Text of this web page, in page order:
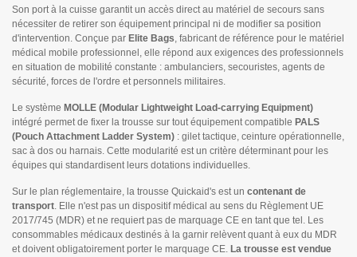
Son port à la cuisse garantit un accès direct au matériel de secours sans
nécessiter de retirer son équipement principal ni de modifier sa position
d'intervention. Conçue par Elite Bags, fabricant de référence pour le matériel
médical mobile professionnel, elle répond aux exigences des professionnels
en situation de mobilité constante : ambulanciers, secouristes, agents de
sécurité, forces de l'ordre et personnels militaires.
Le système MOLLE (Modular Lightweight Load-carrying Equipment)
intégré permet de fixer la trousse sur tout équipement compatible PALS
(Pouch Attachment Ladder System) : gilet tactique, ceinture opérationnelle,
sac à dos ou harnais. Cette modularité est un critère déterminant pour les
équipes qui standardisent leurs dotations individuelles.
Sur le plan réglementaire, la trousse Quickaid's est un contenant de
transport. Elle n'est pas un dispositif médical au sens du Règlement UE
2017/745 (MDR) et ne requiert pas de marquage CE en tant que tel. Les
consommables médicaux destinés à la garnir relèvent quant à eux du MDR
et doivent obligatoirement porter le marquage CE. La trousse est vendue